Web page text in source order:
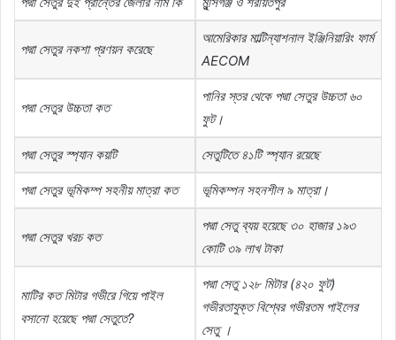
পদ্মা সেতুর নকশা প্রণয়ন করেছে
আমেরিকার মাল্টিন্যাশনাল ইঞ্জিনিয়ারিং ফার্ম
AECOM
পদ্মা সেতুর উচ্চতা কত
পানির স্তর থেকে পদ্মা সেতুর উচ্চতা ৬০
ফুট।
পদ্মা সেতুর স্প্যান কয়টি সেতুটিতে ৪১টি স্প্যান রয়েছে
পদ্মা সেতুর ভূমিকম্প সহনীয় মাত্রা কত ভূমিকম্পন সহনশীল ৯ মাত্রা।
পদ্মা সেতুর খরচ কত
পদ্মা সেতু ব্যয় হয়েছে ৩০ হাজার ১৯৩
কোটি ৩৯ লাখ টাকা
মাটির কত মিটার গভীরে গিয়ে পাইল
বসানো হয়েছে পদ্মা সেতুতে?
পদ্মা সেতু ১২৮ মিটার(৪২০ ফুট)
গভীরতাযুক্ত বিশ্বের গভীরতম পাইলের
সেতু ।